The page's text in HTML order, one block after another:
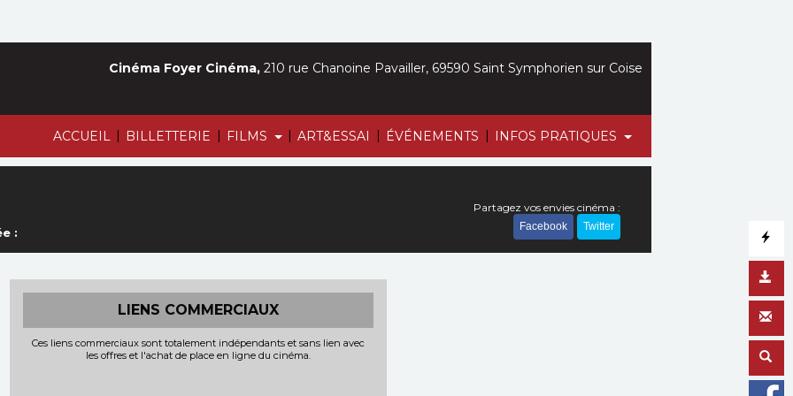
ACCUEIL | BILLETTERIE | FILMS | ART&ESSAI | ÉVÉNEMENTS | INFOS PRATIQUES
Cinéma Foyer Cinéma, 210 rue Chanoine Pavailler, 69590 Saint Symphorien sur Coise
:
Partagez vos envies cinéma :
Facebook Twitter
LIENS COMMERCIAUX
Ces liens commerciaux sont totalement indépendants et sans lien avec
les offres et l'achat de place en ligne du cinéma.